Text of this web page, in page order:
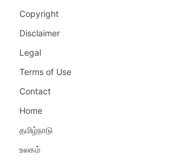
Copyright
Disclaimer
Legal
Terms of Use
Contact
Home
தமிழ்நாடு
உலகம்